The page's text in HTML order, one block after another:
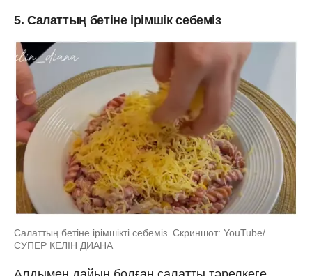
5. Салаттың бетіне ірімшік себеміз
Cалаттың бетіне ірімшікті себеміз. Скриншот: YouTube/
СУПЕР КЕЛІН ДИАНА